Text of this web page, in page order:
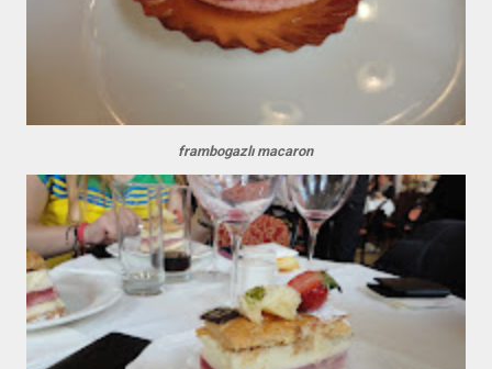
frambogazlı macaron